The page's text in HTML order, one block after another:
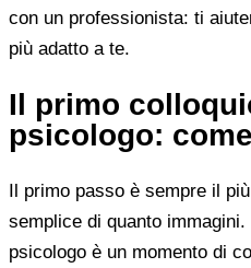
con un professionista: ti
più adatto a te.
Il primo
psicologo:
Il primo passo è sempre il
semplice di quanto
psicologo è un momento di